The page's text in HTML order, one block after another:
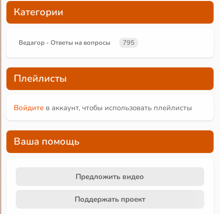
Категории
Ведагор - Ответы на вопросы 795
Плейлисты
Войдите в аккаунт, чтобы использовать плейлисты
Ваша помощь
Предложить видео
Поддержать проект